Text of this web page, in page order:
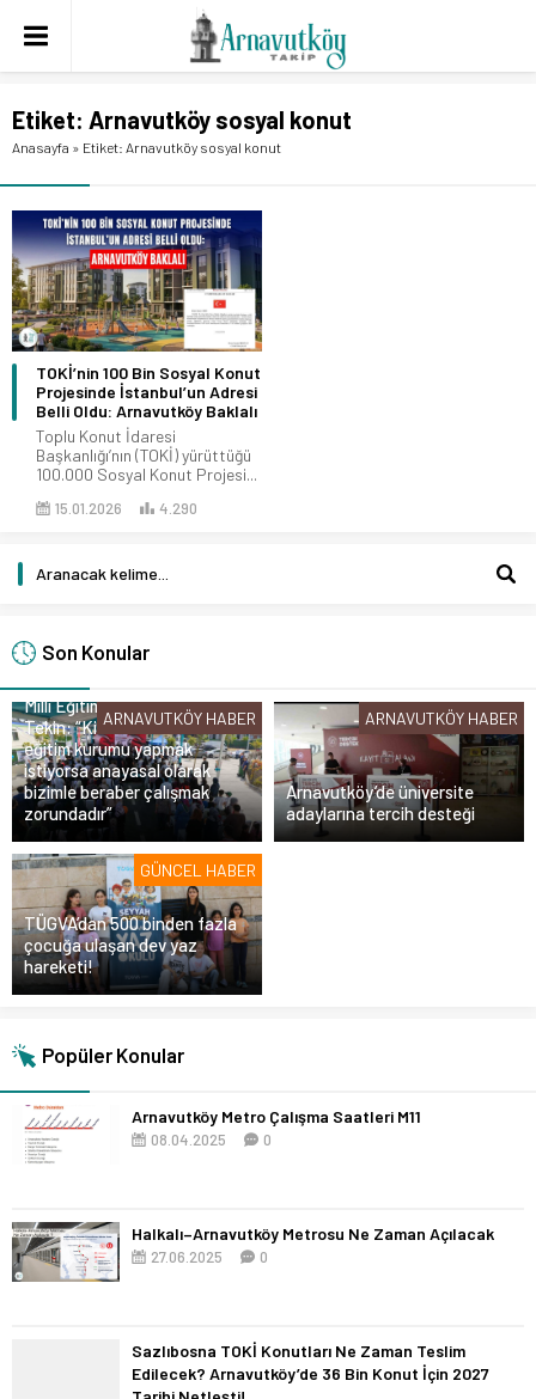
Etiket: Arnavutköy sosyal konut
Anasayfa » Etiket: Arnavutköy sosyal konut
TOKİ’nin 100 Bin Sosyal Konut
Projesinde İstanbul’un Adresi
Belli Oldu: Arnavutköy Baklalı
Toplu Konut İdaresi
Başkanlığı’nın (TOKİ) yürüttüğü
100.000 Sosyal Konut Projesi...
15.01.2026 4.290
Son Konular
ARNAVUTKÖY HABER
Milli Eğitim Bakanı Yusuf
Tekin: “Kim olursa olsun bir
eğitim kurumu yapmak
istiyorsa anayasal olarak
bizimle beraber çalışmak
zorundadır”
ARNAVUTKÖY HABER
Arnavutköy’de üniversite
adaylarına tercih desteği
GÜNCEL HABER
TÜGVA’dan 500 binden fazla
çocuğa ulaşan dev yaz
hareketi!
Popüler Konular
Arnavutköy Metro Çalışma Saatleri M11
08.04.2025 0
Halkalı–Arnavutköy Metrosu Ne Zaman Açılacak
27.06.2025 0
Sazlıbosna TOKİ Konutları Ne Zaman Teslim
Edilecek? Arnavutköy’de 36 Bin Konut İçin 2027